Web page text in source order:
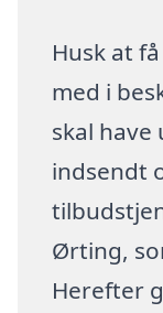
Husk at
med i
skal
indsendt
Ørting,
Herefter